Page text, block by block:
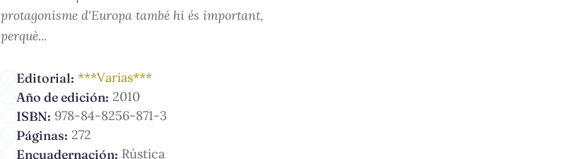
protagonisme d'Europa també hi és important,
perquè...
Editorial: ***Varias***
Año de edición: 2010
ISBN: 978-84-8256-871-3
Páginas: 272
Encuadernación: Rústica